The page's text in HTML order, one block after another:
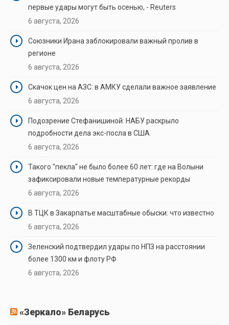
первые удары могут быть осенью, - Reuters
6 августа, 2026
Союзники Ирана заблокировали важный пролив в
регионе
6 августа, 2026
Скачок цен на АЗС: в АМКУ сделали важное заявление
6 августа, 2026
Подозрение Стефанишиной: НАБУ раскрыло
подробности дела экс-посла в США
6 августа, 2026
Такого "пекла" не было более 60 лет: где на Волыни
зафиксировали новые температурные рекорды
6 августа, 2026
В ТЦК в Закарпатье масштабные обыски: что известно
6 августа, 2026
Зеленский подтвердил удары по НПЗ на расстоянии
более 1300 км и флоту РФ
6 августа, 2026
«Зеркало» Беларусь